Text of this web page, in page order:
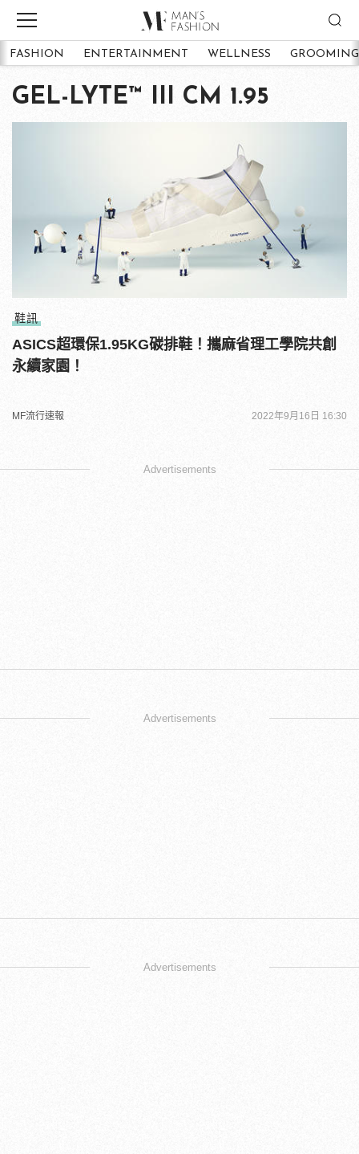
FASHION ENTERTAINMENT WELLNESS GROOMING
GEL-LYTE™ III CM 1.95
鞋訊
ASICS超環保1.95KG碳排鞋！攜麻省理工學院共創
永續家園！
MF流行速報 2022年9月16日 16:30
Advertisements
Advertisements
Advertisements